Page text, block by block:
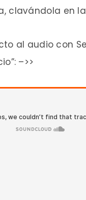
en la
al audio con
–>>